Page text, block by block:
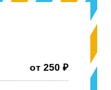
от 250 ₽